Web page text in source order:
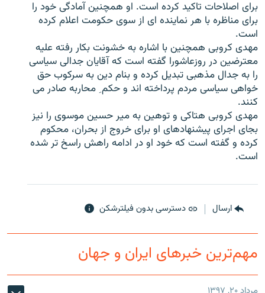
زبان‌های دیگر
برای اصلاحات تاکید کرده است. او همچنین آمادگی خود را
برای مناظره با هر نماینده ای از سوی حکومت اعلام کرده
است.
مهدی کروبی همچنين با اشاره به خشونت بکار رفته عليه
معترضين در روزعاشورا گفته است که آقايان جدالی سياسی
را به جدال مذهبی تبديل کرده و بنام دين به سرکوب حق
خواهی سياسی مردم پرداخته اند و حکم ِ محاربه صادر می
کنند.
مهدی کروبی هتاکی و توهین به میر حسین موسوی را نیز
بجای اجرای پیشنهادهای او برای خروج از بحران، محکوم
کرده و گفته است که خود او در ادامه راهش راسخ تر شده
است.
ارسال دسترسی بدون فیلترشکن
مهم‌ترین خبرهای ایران و جهان